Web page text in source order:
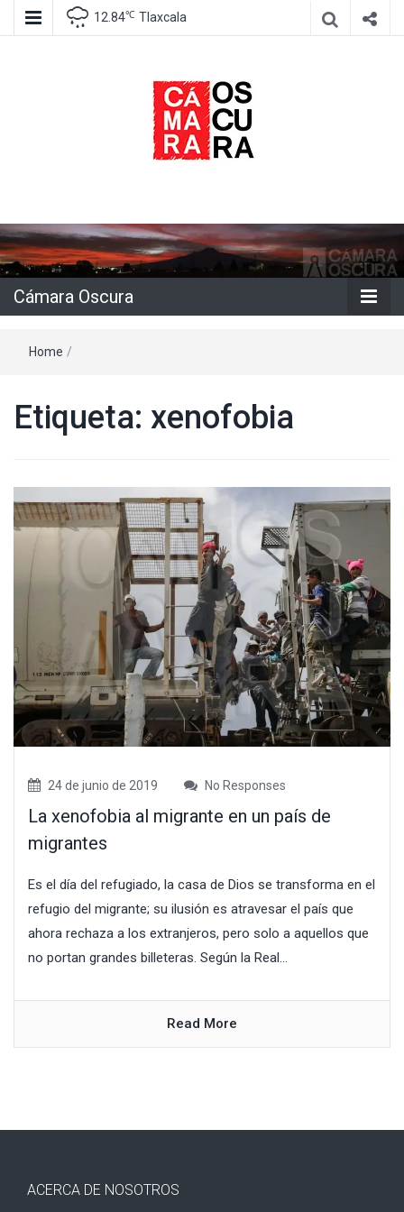
12.84℃ Tlaxcala
Cámara
Oscura
Cámara Oscura
Home /
Etiqueta: xenofobia
24 de junio de 2019 No Responses
La xenofobia al migrante en un país de
migrantes
Es el día del refugiado, la casa de Dios se transforma en el
refugio del migrante; su ilusión es atravesar el país que
ahora rechaza a los extranjeros, pero solo a aquellos que
no portan grandes billeteras. Según la Real...
Read More
ACERCA DE NOSOTROS